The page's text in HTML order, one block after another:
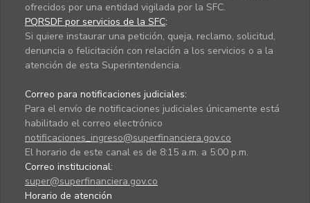
ofrecidos por una entidad vigilada por la SFC.
PQRSDF por servicios de la SFC:
Si quiere instaurar una petición, queja, reclamo, solicitud,
denuncia o felicitación con relación a los servicios o a la
atención de esta Superintendencia.
Correo para notificaciones judiciales:
Para el envío de notificaciones judiciales únicamente está
habilitado el correo electrónico
notificaciones_ingreso@superfinanciera.gov.co
El horario de este canal es de 8:15 a.m. a 5:00 p.m.
Correo institucional:
super@superfinanciera.gov.co
Horario de atención